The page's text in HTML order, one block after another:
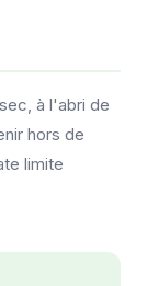
à l'abri de
hors de
limite